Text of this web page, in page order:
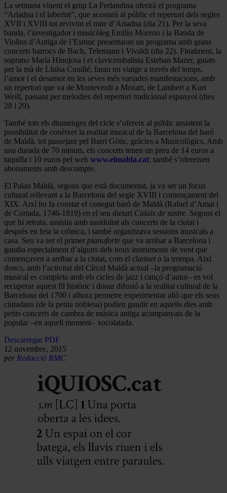
La setmana vinent el grup La Ferlandina oferirà el programa
“Ariadna i el laberint”, que acostarà al públic el repertori dels segles
XVII i XVIII tot revivint el mite d’Ariadna (dia 21). Per la seva
banda, l’investigador i musicòleg Emilio Moreno i la Banda de
Violins d’Antiga de l’Esmuc presentaran un programa amb grans
concerts barrocs de Bach, Telemann i Vivaldi (dia 22). Finalment, la
soprano María Hinojosa i el clavicembalista Esteban Mazer, guiats
per la mà de Lluïsa Cunillé, faran un viatge a través del temps,
l’amor i el desamor en les seves més variades manifestacions, amb
un repertori que va de Monteverdi a Mozart, de Lambert a Kurt
Weill, passant per melodies del repertori tradicional espanyol (dies
28 i 29).
També tots els diumenges del cicle s’ofereix al públic assistent la
possibilitat de conèixer la realitat musical de la Barcelona del baró
de Maldà, tot passejant pel Barri Gòtic, gràcies a Musicològics. Amb
una durada de 70 minuts, els concerts tenen un preu de 14 euros a
taquilla i 10 euros pel web www.elmalda.cat; també s’ofereixen
abonaments amb descompte.
El Palau Maldà, segons que està documentat, ja va ser un focus
cultural rellevant a la Barcelona del segle XVIII i començament del
XIX. Així ho fa constar el conegut baró de Maldà (Rafael d’Amat i
de Cortada, 1746-1819) en el seu dietari Calaix de sastre. Segons el
que hi retrata, assistia amb assiduïtat als concerts de la ciutat i
després en feia la crònica, i també organitzava sessions musicals a
casa. Seu va ser el primer pianoforte que va arribar a Barcelona i
gaudia especialment d’alguns dels nous instruments de vent que
començaven a arribar a la ciutat, com el clarinet o la trompa. Així
doncs, amb l’activitat del Círcol Maldà actual –la programació
musical es completa amb els cicles de jazz i cançó d’autor– es vol
recuperar aquest fil històric i donar difusió a la realitat cultural de la
Barcelona del 1700 i alhora permetre experimentar allò que els seus
ciutadans (de la petita noblesa) podien gaudir en aquells dies amb
petits concerts de cambra de música antiga acompanyats de la
popular –en aquell moment– xocolatada.
Descarregar PDF
12 novembre, 2015
per Redacció RMC